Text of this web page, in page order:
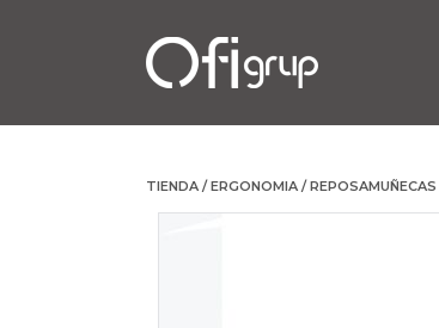
TIENDA /ERGONOMIA /REPOSAMUÑECAS